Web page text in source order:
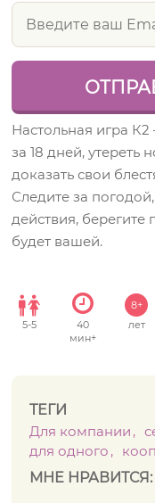
Настольная игра
за 18 дней, утереть
доказать свои
Следите за
действия, берегите
будет вашей.
5-5
40
мин+
8+
лет
ТЕГИ
Для компании
для одного
МНЕ НРАВИТСЯ: